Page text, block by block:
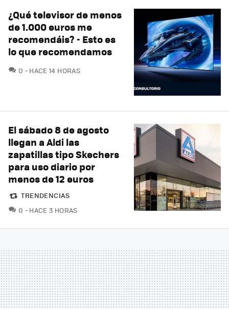
¿Qué televisor de menos
de 1.000 euros me
recomendáis? - Esto es
lo que recomendamos
0 COMENTARIOS
HACE 14 HORAS
El sábado 8 de agosto
llegan a Aldi las
zapatillas tipo Skechers
para uso diario por
menos de 12 euros
TRENDENCIAS
0 COMENTARIOS
HACE 3 HORAS